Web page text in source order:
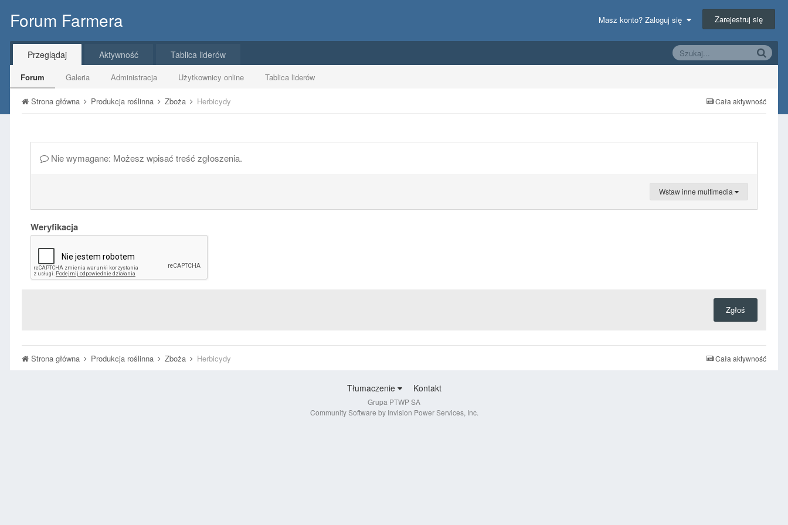
Forum Farmera Masz konto? Zaloguj się Zarejestruj się
Przeglądaj
Forum Galeria Administracja Użytkownicy online Tablica liderów
Aktywność Tablica liderów
Cała aktywność
Strona główna Produkcja roślinna Zboża Herbicydy
Nie wymagane: Możesz wpisać treść zgłoszenia.
Wstaw inne multimedia
Weryfikacja
Zgłoś
Cała aktywność
Strona główna Produkcja roślinna Zboża Herbicydy
Tłumaczenie Kontakt
Grupa PTWP SA
Community Software by Invision Power Services, Inc.